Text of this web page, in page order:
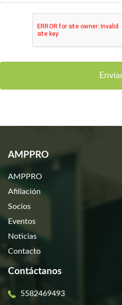
AMPPRO
AMPPRO
Afiliación
Socios
Eventos
Noticias
Contacto
Contáctanos
5582469493